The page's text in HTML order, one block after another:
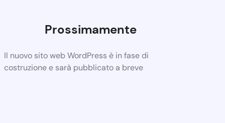
Prossimamente
Il nuovo sito web WordPress è in fase di
costruzione e sarà pubblicato a breve